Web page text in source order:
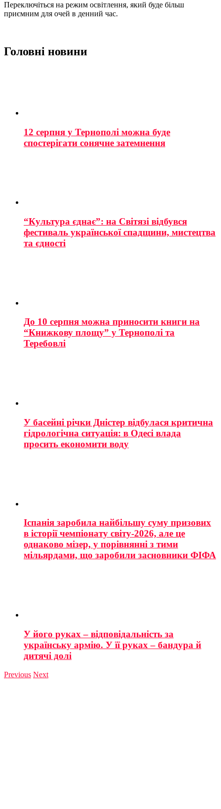
Переключіться на режим освітлення, який буде більш
приємним для очей в денний час.
Головні новини
12 серпня у Тернополі можна буде
спостерігати сонячне затемнення
“Культура єднає”: на Світязі відбувся
фестиваль української спадщини, мистецтва
та єдності
До 10 серпня можна приносити книги на
“Книжкову площу” у Тернополі та
Теребовлі
У басейні річки Дністер відбулася критична
гідрологічна ситуація: в Одесі влада
просить економити воду
Іспанія заробила найбільшу суму призових
в історії чемпіонату світу-2026, але це
однаково мізер, у порівнянні з тими
мільярдами, що заробили засновники ФІФА
У його руках – відповідальність за
українську армію. У її руках – бандура й
дитячі долі
Previous Next